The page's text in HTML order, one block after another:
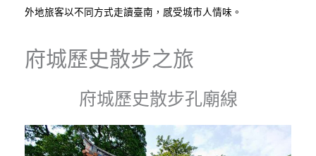
外地旅客以不同方式走讀臺南，感受城市人情味。
府城歷史散步之旅
府城歷史散步孔廟線